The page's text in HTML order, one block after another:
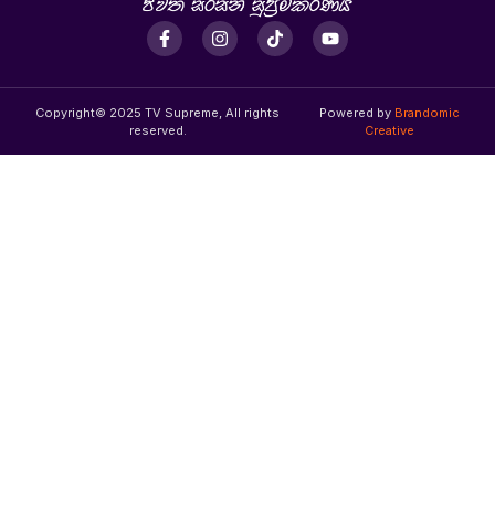
Copyright© 2025 TV Supreme, All rights
reserved.
Powered by Brandomic
Creative